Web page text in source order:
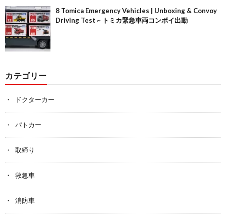
8 Tomica Emergency Vehicles | Unboxing & Convoy
Driving Test ~ トミカ緊急車両コンボイ出動
カテゴリー
ドクターカー
パトカー
取締り
救急車
消防車